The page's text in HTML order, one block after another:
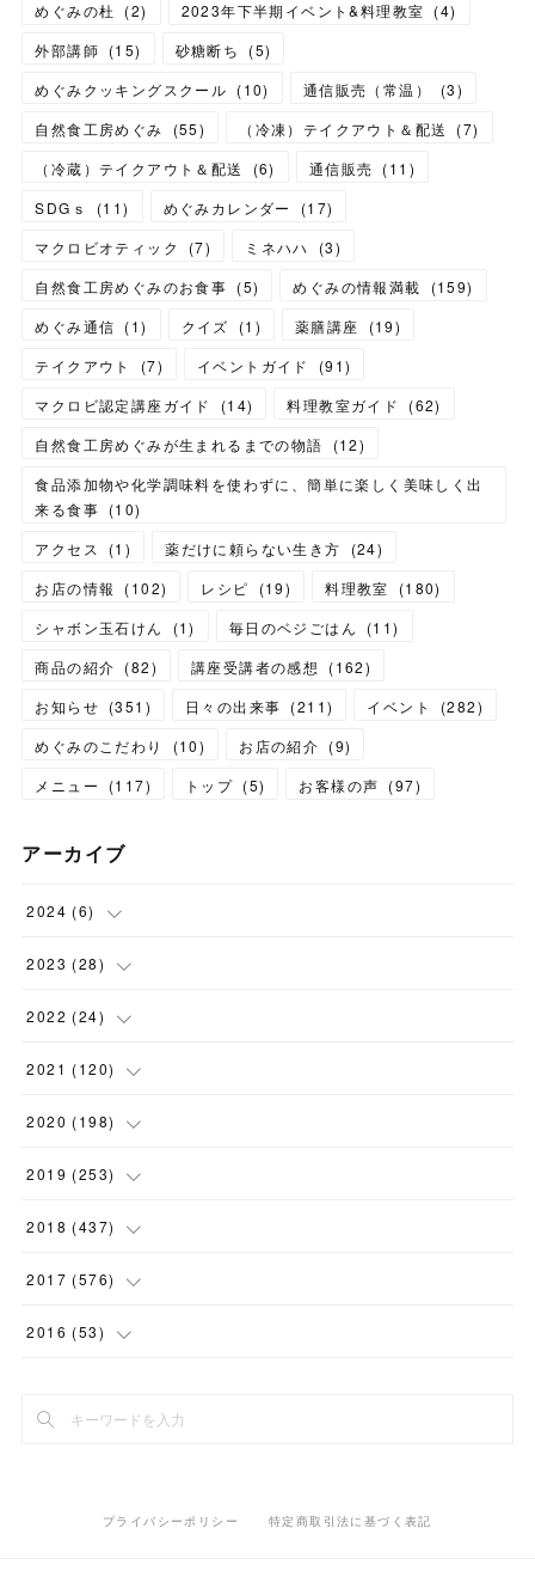
めぐみの杜 (2) 2023年下半期イベント&料理教室 (4)
外部講師 (15) 砂糖断ち (5)
めぐみクッキングスクール (10) 通信販売（常温） (3)
自然食工房めぐみ
(55) （冷凍）テイクアウト＆配送 (7)
（冷蔵）テイクアウト＆配送
(6) 通信販売 (11 )
SDGｓ
(11) めぐみカレンダー (17)
マクロビオティック
(7) ミネハハ (3)
自然食工房めぐみのお食事 (5) めぐみの情報満載 (159)
めぐみ通信 (1) クイズ (1 ) 薬膳講座 (19)
テイクアウト
(7) イベントガイド (91)
マクロビ認定講座ガイド
(14) 料理教室ガイド (62)
自然食工房めぐみが生まれるまでの物語
(12)
食品添加物や化学調味料を使わずに、簡単に楽しく美味しく出
来る食事 (10)
アクセス
(1 ) 薬だけに頼らない生き方 (24)
お店の情報
(102) レシピ (19) 料理教室 (180)
シャボン玉石けん
(1) 毎日のベジごはん (11)
商品の紹介 (82) 講座受講者の感想 (162)
お知らせ (351 ) 日々の出来事 (211) イベント (282)
めぐみのこだわり
(10) お店の紹介 (9)
メニュー
(117) トップ (5) お客様の声 (97)
アーカイブ
2024 (6)
(1)
(1 )
(1)
( 1 )
2023 (28)
(2)
(1)
(1)
(2 )
(2)
2022 (24)
(5)
(2)
(2)
( 1 )
(3)
2021 (120)
(12)
(3)
(1)
(9)
(19)
14)
2020 (198)
(12)
(11)
(12)
(22
(17)
15)
2019 (253)
(14)
(27)
(22
(32)
20)
2018 (437)
(23)
(24
( 14)
33)
2017 (576)
(44
44)
37)
2016 (53)
20)
プライバシーポリシー 特定商取引法に基づく表記